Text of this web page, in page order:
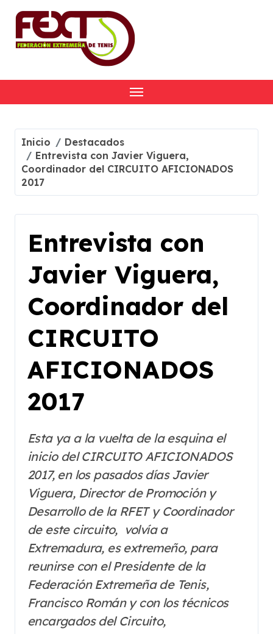
content
Inicio
Destacados
Entrevista con Javier Viguera,
Coordinador del CIRCUITO AFICIONADOS
2017
Entrevista con
Javier Viguera,
Coordinador del
CIRCUITO
AFICIONADOS
2017
Esta ya a la vuelta de la esquina el
inicio del CIRCUITO AFICIONADOS
2017, en los pasados días Javier
Viguera, Director de Promoción y
Desarrollo de la RFET y Coordinador
de este circuito, volvía a
Extremadura, es extremeño, para
reunirse con el Presidente de la
Federación Extremeña de Tenis,
Francisco Román y con los técnicos
encargados del Circuito,